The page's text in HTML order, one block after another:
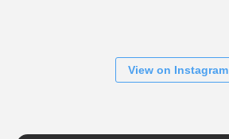
View on Instagram